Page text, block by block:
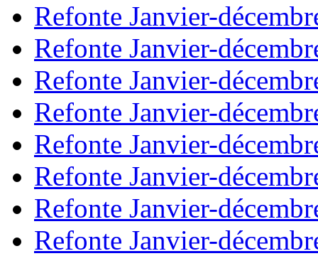
Refonte Janvier-
Refonte Janvier-
Refonte Janvier-
Refonte Janvier-
Refonte Janvier-
Refonte Janvier-
Refonte Janvier-
Refonte Janvier-